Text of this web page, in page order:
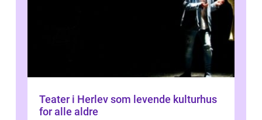
Teater i Herlev som levende kulturhus
for alle aldre